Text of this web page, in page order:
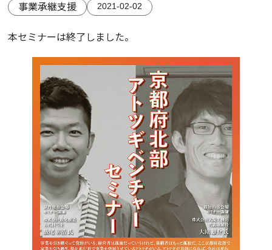
事業承継支援 2021-02-02
本セミナーは終了しました。